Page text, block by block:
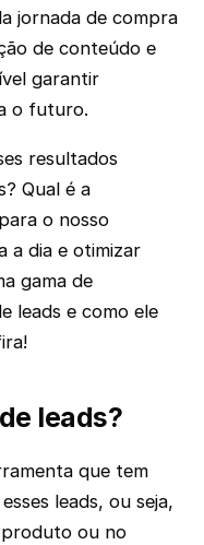
jornada de compra
de conteúdo e
garantir
o futuro.
resultados
Qual é a
o nosso
a dia e otimizar
gama de
leads e como ele
leads?
que tem
leads, ou seja,
produto ou no